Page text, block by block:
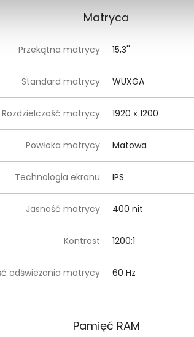
Matryca
Przekątna matrycy 15,3''
Standard matrycy WUXGA
Rozdzielczość matrycy 1920 x 1200
Powłoka matrycy Matowa
Technologia ekranu IPS
Jasność matrycy 400 nit
Kontrast 1200:1
odświeżania matrycy 60 Hz
Pamięć RAM